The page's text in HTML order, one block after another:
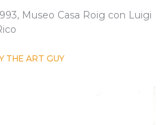
Museo Casa Roig con Luigi
THE ART GUY